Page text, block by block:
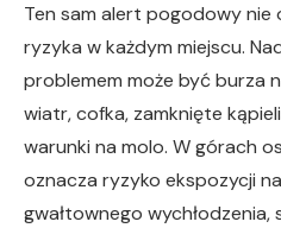
Ten sam alert pogodowy
ryzyka w każdym miejscu.
problemem może być burza
wiatr, cofka, zamknięte
warunki na molo. W górach
oznacza ryzyko ekspozycji
gwałtownego wychłodzenia,